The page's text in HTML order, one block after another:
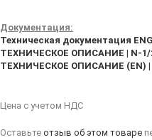
Документация:
Техническая документация ENG
ТЕХНИЧЕСКОЕ ОПИСАНИЕ | N-1/
ТЕХНИЧЕСКОЕ ОПИСАНИЕ (EN) |
Цена с учетом НДС
Оставьте отзыв об этом товаре